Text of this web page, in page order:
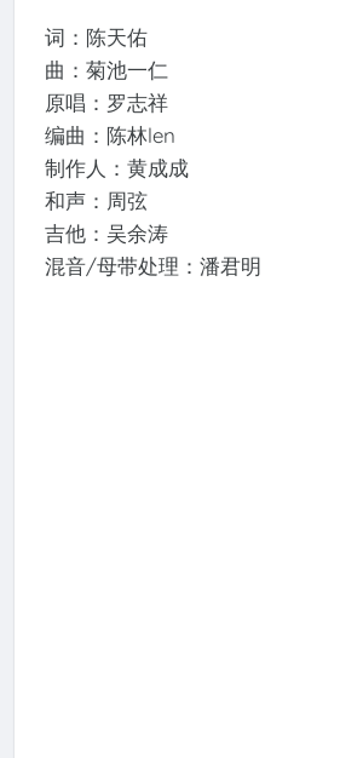
词：陈天佑
曲：菊池一仁
原唱：罗志祥
编曲：陈林len
制作人：黄成成
和声：周弦
吉他：吴余涛
混音/母带处理：潘君明